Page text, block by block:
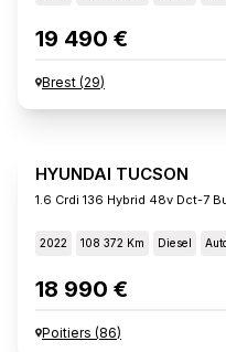
19 490 €
Brest (29)
HYUNDAI TUCSON
1.6 Crdi 136 Hybrid 48v Dct-7
2022 108 372 Km Diesel
18 990 €
Poitiers (86)